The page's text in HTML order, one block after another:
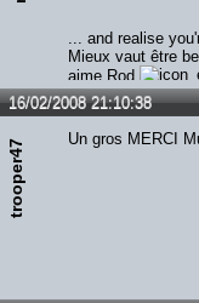
... and realise
Mieux vaut être
aime Rod
16/02/2008 21:10:38
trooper47 Un gros MERCI